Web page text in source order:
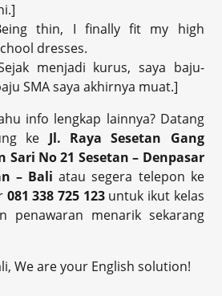
thin, I finally fit my high
dresses.
menjadi kurus, saya baju-
SMA saya akhirnya muat.]
info lengkap lainnya? Datang
ke Jl. Raya Sesetan Gang
Sari No 21 Sesetan – Denpasar
– Baliatau segera telepon ke
081 338 725 123 untuk ikut kelas
penawaran menarik sekarang
We are your English solution!